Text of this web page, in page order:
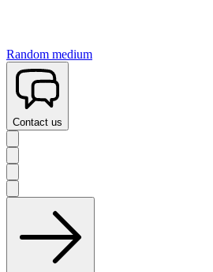
Random medium
Contact us